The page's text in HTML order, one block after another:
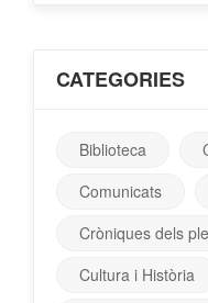
CATEGORIES
Biblioteca
Comunicats
Cròniques dels
Cultura i Història